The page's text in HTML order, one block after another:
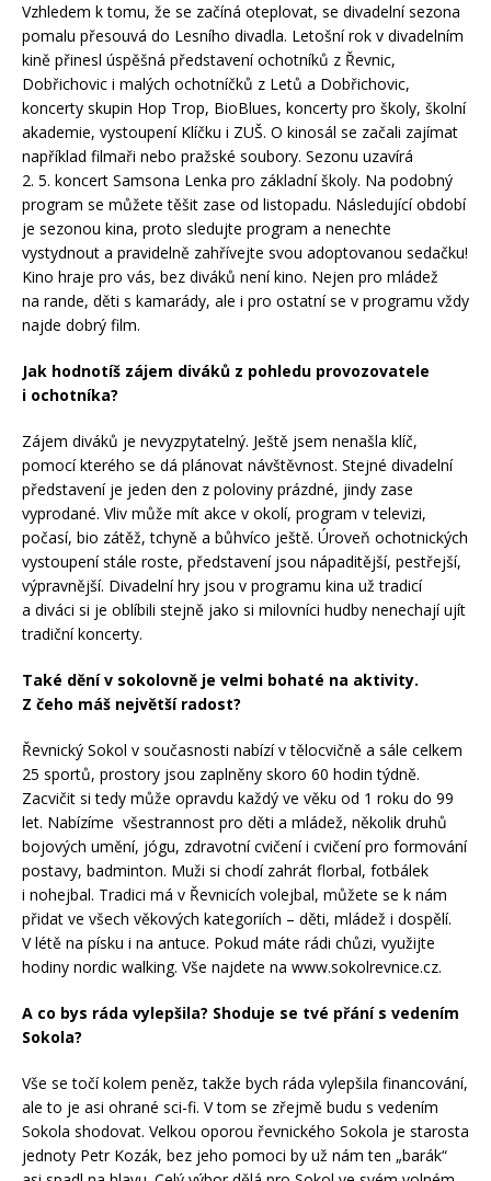
Vzhledem k tomu, že se začíná oteplovat, se divadelní sezona
pomalu přesouvá do Lesního divadla. Letošní rok v divadelním
kině přinesl úspěšná představení ochotníků z Řevnic,
Dobřichovic i malých ochotníčků z Letů a Dobřichovic,
koncerty skupin Hop Trop, BioBlues, koncerty pro školy, školní
akademie, vystoupení Klíčku i ZUŠ. O kinosál se začali zajímat
například filmaři nebo pražské soubory. Sezonu uzavírá
2. 5. koncert Samsona Lenka pro základní školy. Na podobný
program se můžete těšit zase od listopadu. Následující období
je sezonou kina, proto sledujte program a nenechte
vystydnout a pravidelně zahřívejte svou adoptovanou sedačku!
Kino hraje pro vás, bez diváků není kino. Nejen pro mládež
na rande, děti s kamarády, ale i pro ostatní se v programu vždy
najde dobrý film.
Jak hodnotíš zájem diváků z pohledu provozovatele
i ochotníka?
Zájem diváků je nevyzpytatelný. Ještě jsem nenašla klíč,
pomocí kterého se dá plánovat návštěvnost. Stejné divadelní
představení je jeden den z poloviny prázdné, jindy zase
vyprodané. Vliv může mít akce v okolí, program v televizi,
počasí, bio zátěž, tchyně a bůhvíco ještě. Úroveň ochotnických
vystoupení stále roste, představení jsou nápaditější, pestřejší,
výpravnější. Divadelní hry jsou v programu kina už tradicí
a diváci si je oblíbili stejně jako si milovníci hudby nenechají ujít
tradiční koncerty.
Také dění v sokolovně je velmi bohaté na aktivity.
Z čeho máš největší radost?
Řevnický Sokol v současnosti nabízí v tělocvičně a sále celkem
25 sportů, prostory jsou zaplněny skoro 60 hodin týdně.
Zacvičit si tedy může opravdu každý ve věku od 1 roku do 99
let. Nabízíme všestrannost pro děti a mládež, několik druhů
bojových umění, jógu, zdravotní cvičení i cvičení pro formování
postavy, badminton. Muži si chodí zahrát florbal, fotbálek
i nohejbal. Tradici má v Řevnicích volejbal, můžete se k nám
přidat ve všech věkových kategoriích – děti, mládež i dospělí.
V létě na písku i na antuce. Pokud máte rádi chůzi, využijte
hodiny nordic walking. Vše najdete na www.sokolrevnice.cz.
A co bys ráda vylepšila? Shoduje se tvé přání s vedením
Sokola?
Vše se točí kolem peněz, takže bych ráda vylepšila financování,
ale to je asi ohrané sci-fi. V tom se zřejmě budu s vedením
Sokola shodovat. Velkou oporou řevnického Sokola je starosta
jednoty Petr Kozák, bez jeho pomoci by už nám ten „barák“